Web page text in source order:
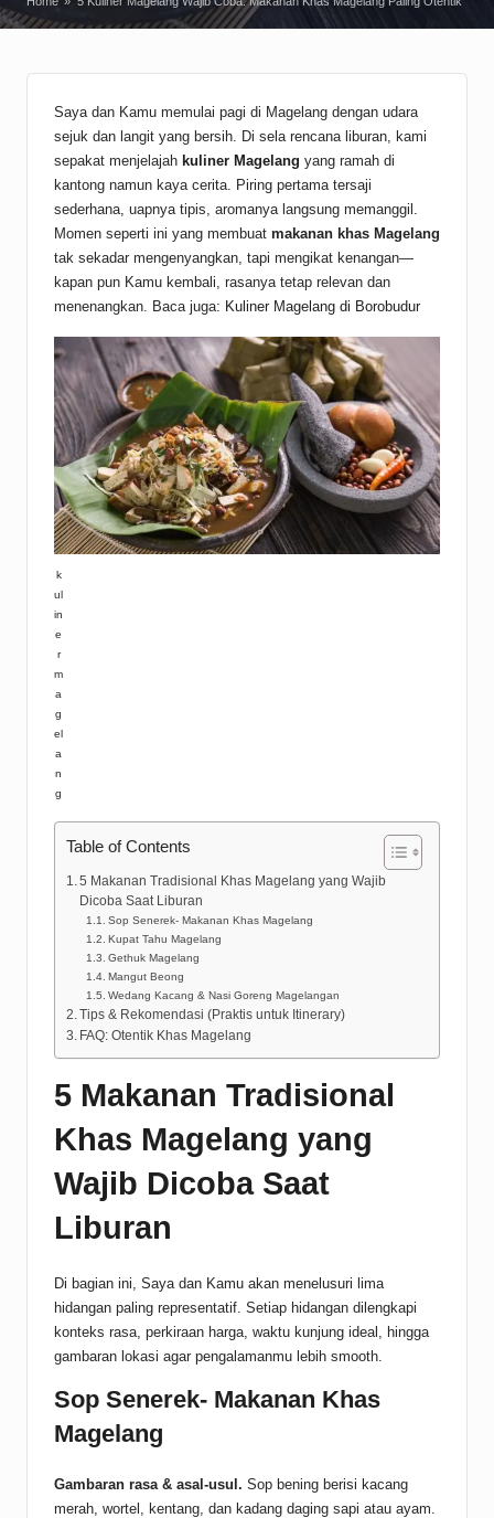
Saya dan Kamu memulai pagi di Magelang dengan udara
sejuk dan langit yang bersih. Di sela rencana liburan, kami
sepakat menjelajah kuliner Magelang yang ramah di
kantong namun kaya cerita. Piring pertama tersaji
sederhana, uapnya tipis, aromanya langsung memanggil.
Momen seperti ini yang membuat makanan khas Magelang
tak sekadar mengenyangkan, tapi mengikat kenangan—
kapan pun Kamu kembali, rasanya tetap relevan dan
menenangkan. Baca juga: Kuliner Magelang di Borobudur
k
ul
in
e
r
m
a
g
el
a
n
g
Table of Contents
5 Makanan Tradisional Khas Magelang yang Wajib
Dicoba Saat Liburan
Sop Senerek- Makanan Khas Magelang
Kupat Tahu Magelang
Gethuk Magelang
Mangut Beong
Wedang Kacang & Nasi Goreng Magelangan
Tips & Rekomendasi (Praktis untuk Itinerary)
FAQ: Otentik Khas Magelang
5 Makanan Tradisional
Khas Magelang yang
Wajib Dicoba Saat
Liburan
Di bagian ini, Saya dan Kamu akan menelusuri lima
hidangan paling representatif. Setiap hidangan dilengkapi
konteks rasa, perkiraan harga, waktu kunjung ideal, hingga
gambaran lokasi agar pengalamanmu lebih smooth.
Sop Senerek- Makanan Khas
Magelang
Gambaran rasa & asal-usul. Sop bening berisi kacang
merah, wortel, kentang, dan kadang daging sapi atau ayam.